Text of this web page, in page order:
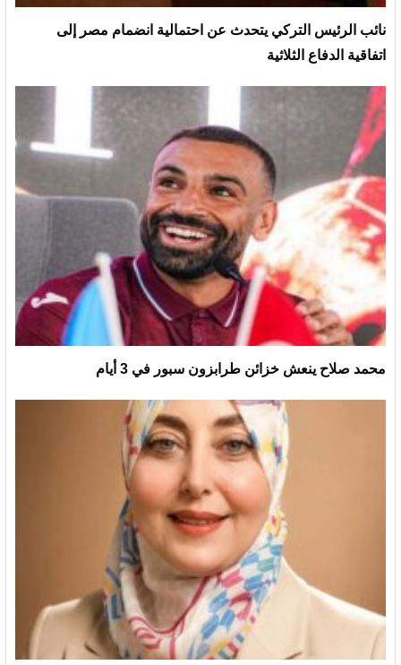
نائب الرئيس التركي يتحدث عن احتمالية انضمام مصر إلى
اتفاقية الدفاع الثلاثية
محمد صلاح ينعش خزائن طرابزون سبور في 3 أيام